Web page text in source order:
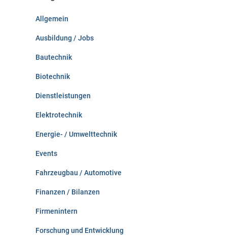
Allgemein
Ausbildung / Jobs
Bautechnik
Biotechnik
Dienstleistungen
Elektrotechnik
Energie- / Umwelttechnik
Events
Fahrzeugbau / Automotive
Finanzen / Bilanzen
Firmenintern
Forschung und Entwicklung